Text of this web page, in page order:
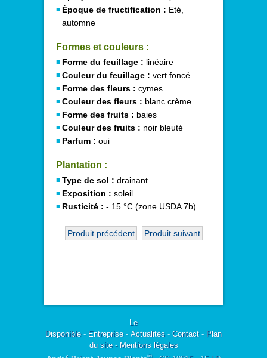
Époque de fructification : Eté,
automne
Formes et couleurs :
Forme du feuillage : linéaire
Couleur du feuillage : vert foncé
Forme des fleurs : cymes
Couleur des fleurs : blanc crème
Forme des fruits : baies
Couleur des fruits : noir bleuté
Parfum : oui
Plantation :
Type de sol : drainant
Exposition : soleil
Rusticité : - 15 °C (zone USDA 7b)
Produit précédent Produit suivant
Le
Disponible- Entreprise- Actualités - Contact- Plan
du site- Mentions légales
®